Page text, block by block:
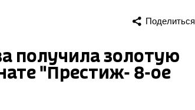
Поделиться
получила золотую
"Престиж- 8-ое